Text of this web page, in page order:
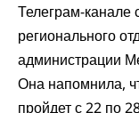
Телеграм-канале
регионального
администрации
Она напомнила,
пройдет с 22 по